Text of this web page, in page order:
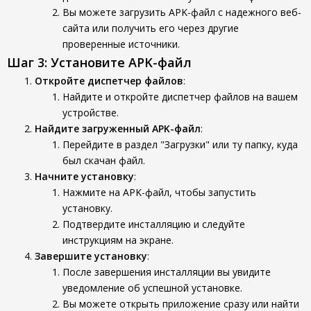
Вы можете загрузить APK-файл с надежного веб-
сайта или получить его через другие
проверенные источники.
Шаг 3: Установите APK-файл
Откройте диспетчер файлов:
Найдите и откройте диспетчер файлов на вашем
устройстве.
Найдите загруженный APK-файл:
Перейдите в раздел "Загрузки" или ту папку, куда
был скачан файл.
Начните установку:
Нажмите на APK-файл, чтобы запустить
установку.
Подтвердите инсталляцию и следуйте
инструкциям на экране.
Завершите установку:
После завершения инсталляции вы увидите
уведомление об успешной установке.
Вы можете открыть приложение сразу или найти